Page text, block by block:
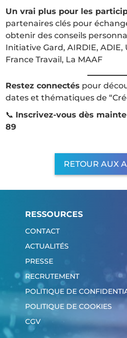
Un vrai plus pour les
partenaires clés pour
obtenir des conseils
Initiative Gard, AIRDIE, ADIE,
France Travail, La MAAF
Restez connectés pour
dates et thématiques de
📞 Inscrivez-vous dès
89
RETOUR AUX
RESSOURCES
CONTACT
ACTUALITÉS
PRESSE
RECRUTEMENT
POLITIQUE DE
POLITIQUE DE COOKIES
CGV